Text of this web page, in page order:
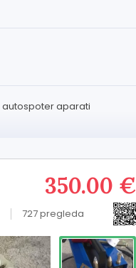
autospoter aparati
350.00 €
727 pregleda